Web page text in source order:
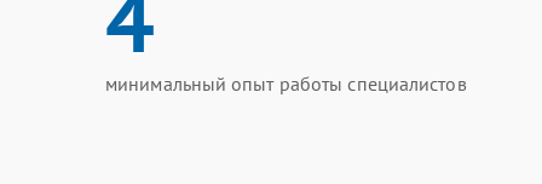
минимальный опыт работы специалистов